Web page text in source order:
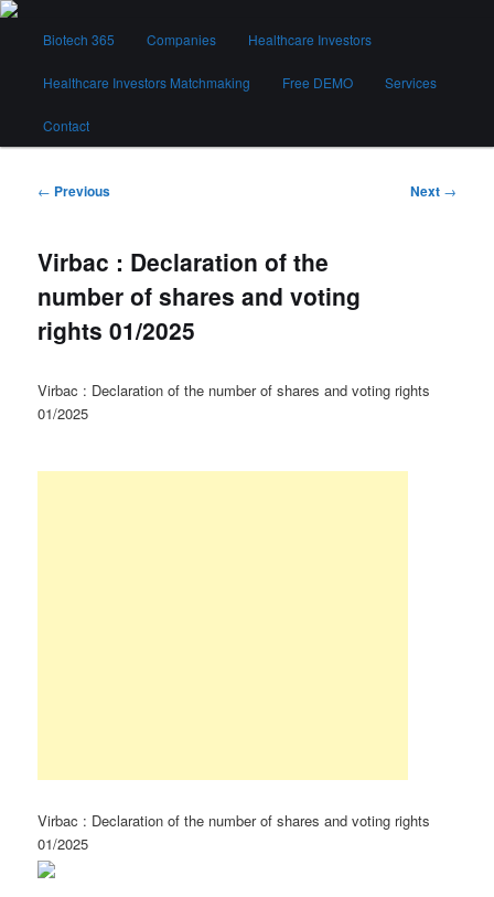
Skip
contentBiotech 365
Biotech 365 Companies Healthcare Investors
Healthcare Investors Matchmaking Free DEMO Services
Contact
Post
← Previous Next →
Virbac : Declaration of the
number of shares and voting
rights 01/2025
Virbac : Declaration of the number of shares and voting rights
01/2025
Virbac : Declaration of the number of shares and voting rights
01/2025